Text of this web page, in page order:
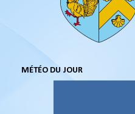
MÉTÉO DU JOUR